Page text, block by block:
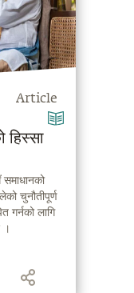
Article
हिस्सा
चुनौतीपूर्ण
गर्नको लागि
।